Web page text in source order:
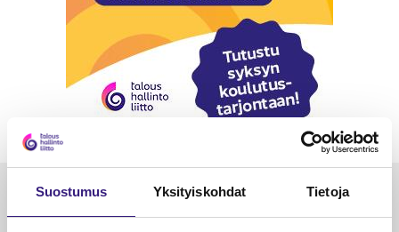
Suostumus Yksityiskohdat Tietoja
Luetuimmat